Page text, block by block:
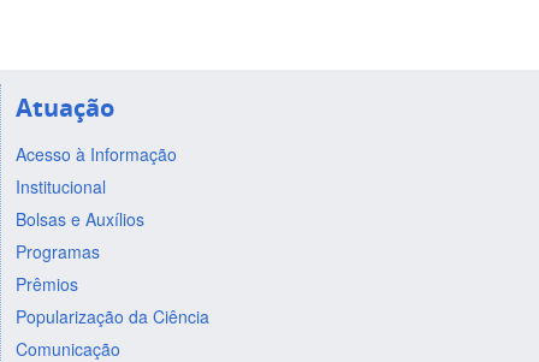
Atuação
Acesso à Informação
Institucional
Bolsas e Auxílios
Programas
Prêmios
Popularização da Ciência
Comunicação